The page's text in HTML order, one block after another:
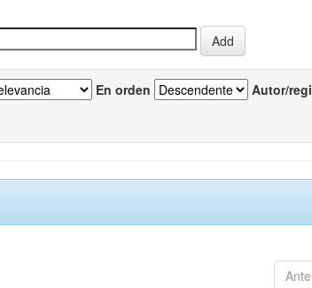
En orden Autor/